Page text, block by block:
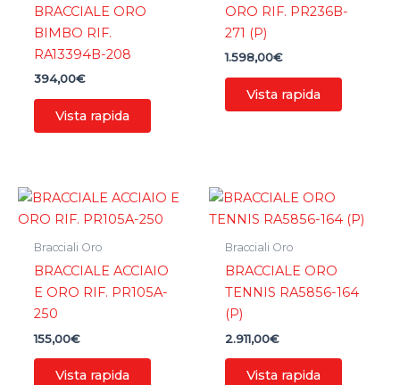
BRACCIALE ORO
BIMBO RIF.
RA13394B-208
394,00€
Vista rapida
ORO RIF. PR236B-
271 (P)
1.598,00€
Vista rapida
Bracciali Oro
BRACCIALE ACCIAIO
E ORO RIF. PR105A-
250
155,00€
Vista rapida
Bracciali Oro
BRACCIALE ORO
TENNIS RA5856-164
(P)
2.911,00€
Vista rapida